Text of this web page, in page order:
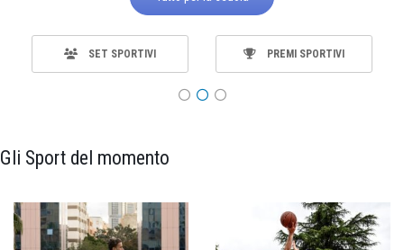
SET SPORTIVI PREMI SPORTIVI
Gli Sport del momento